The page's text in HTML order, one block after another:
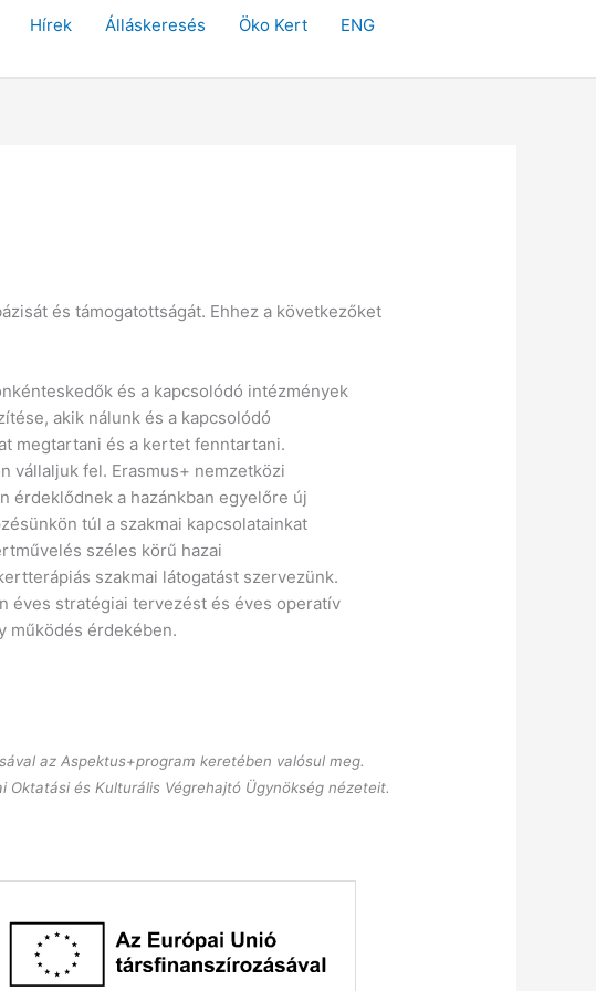
Hírek Álláskeresés Öko Kert ENG
és támogatottságát. Ehhez a következőket
és a kapcsolódó intézmények
akik nálunk és a kapcsolódó
megtartani és a kertet fenntartani.
vállaljuk fel. Erasmus+ nemzetközi
érdeklődnek a hazánkban egyelőre új
túl a szakmai kapcsolatainkat
széles körű hazai
szakmai látogatást szervezünk.
éves stratégiai tervezést és éves operatív
működés érdekében.
az Aspektus+program keretében valósul meg.
és Kulturális Végrehajtó Ügynökség nézeteit.